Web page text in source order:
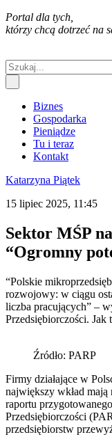
Portal dla tych,
którzy chcą dotrzeć na
Biznes
Gospodarka
Pieniądze
Tu i teraz
Kontakt
Katarzyna Piątek
15 lipiec 2025, 11:45
Sektor MŚP
“Ogromny
“Polskie
rozwojowy: w ciągu
liczba pracujących” –
Przedsiębiorczości. Jak
Źródło: PARP
Firmy działające w
największy wkład mają
raportu
Przedsiębiorczości
przedsiębiorstw